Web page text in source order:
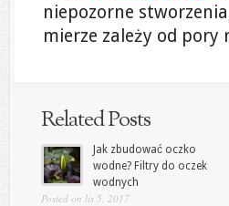
niepozorne
mierze zależy od pory
Related Posts
Jak zbudować oczko
wodne? Filtry do oczek
wodnych
Posted on lis 5, 2017